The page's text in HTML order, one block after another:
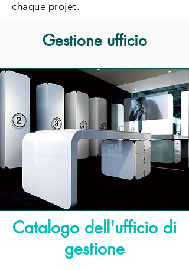
chaque projet.
Gestione ufficio
Catalogo dell'ufficio di
gestione